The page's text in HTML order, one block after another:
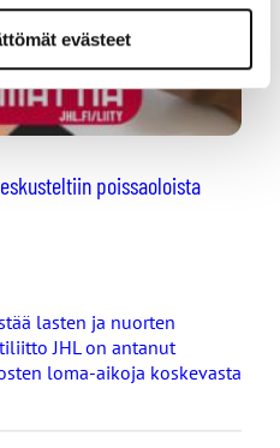
evästeet
poissaoloista
lasten ja nuorten
JHL on antanut
loma-aikoja koskevasta